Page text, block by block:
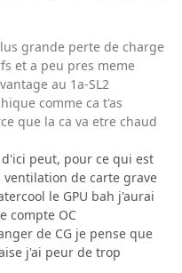
grande perte de charge
et a peu pres meme
au 1a-SL2
comme ca t'as
que la ca va etre chaud
peut, pour ce qui est
de carte grave
le GPU bah j'aurai
compte OC
de CG je pense que
j'ai peur de trop